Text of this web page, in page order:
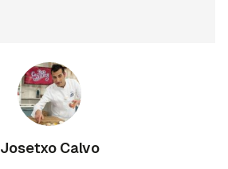
Josetxo Calvo